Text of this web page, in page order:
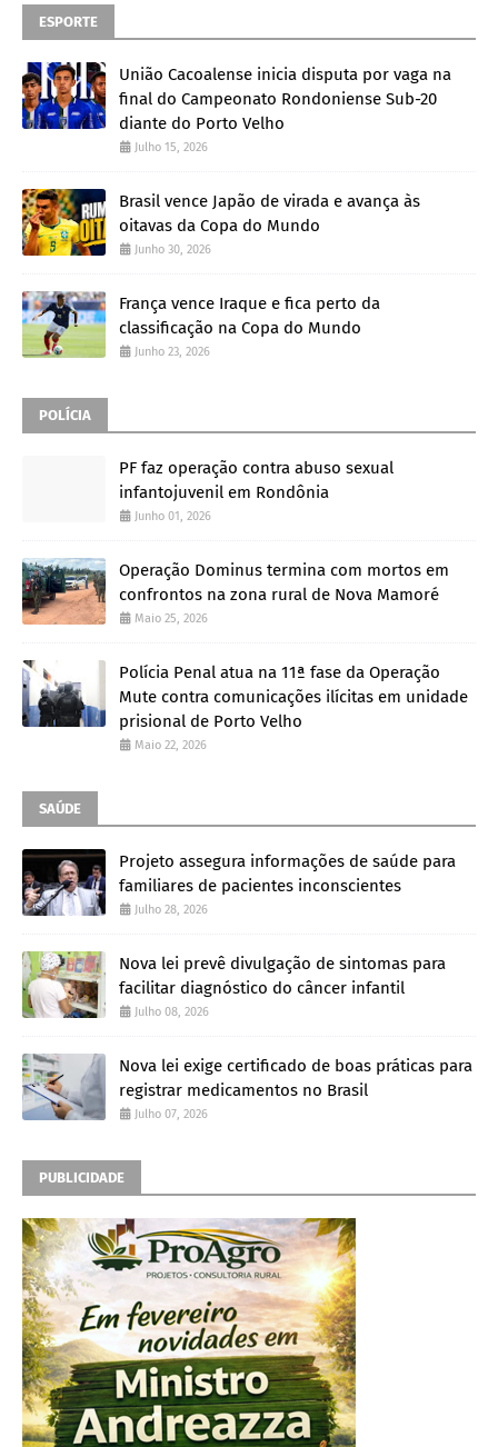
ESPORTE
União Cacoalense inicia disputa por vaga na
final do Campeonato Rondoniense Sub-20
diante do Porto Velho
Julho 15, 2026
Brasil vence Japão de virada e avança às
oitavas da Copa do Mundo
Junho 30, 2026
França vence Iraque e fica perto da
classificação na Copa do Mundo
Junho 23, 2026
POLÍCIA
PF faz operação contra abuso sexual
infantojuvenil em Rondônia
Junho 01, 2026
Operação Dominus termina com mortos em
confrontos na zona rural de Nova Mamoré
Maio 25, 2026
Polícia Penal atua na 11ª fase da Operação
Mute contra comunicações ilícitas em unidade
prisional de Porto Velho
Maio 22, 2026
SAÚDE
Projeto assegura informações de saúde para
familiares de pacientes inconscientes
Julho 28, 2026
Nova lei prevê divulgação de sintomas para
facilitar diagnóstico do câncer infantil
Julho 08, 2026
Nova lei exige certificado de boas práticas para
registrar medicamentos no Brasil
Julho 07, 2026
PUBLICIDADE